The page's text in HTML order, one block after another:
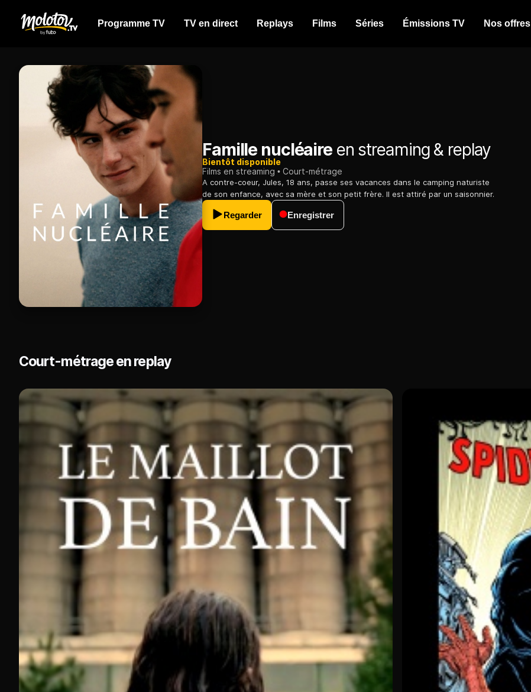
Programme TV TV en direct Replays Films Séries Émissions TV Nos offres
Famille nucléaireen streaming & replay
Bientôt disponible
Films en streaming
Court-métrage
A contre-coeur, Jules, 18 ans, passe ses vacances dans le camping naturiste
de son enfance, avec sa mère et son petit frère. Il est attiré par un saisonnier.
Regarder Enregistrer
Court-métrage en replay